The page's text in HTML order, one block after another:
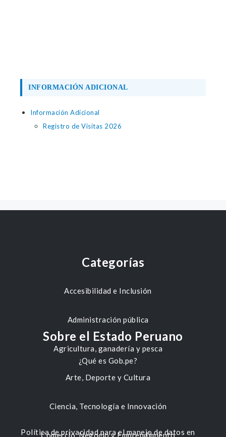
INFORMACIÓN ADICIONAL
Información Adicional
Registro de Visitas 2026
Categorías
Accesibilidad e Inclusión
Administración pública
Agricultura, ganadería y pesca
Arte, Deporte y Cultura
Ciencia, Tecnología e Innovación
Comercio, Negocio y Emprendimiento
Sobre el Estado Peruano
¿Qué es Gob.pe?
Política de privacidad para el manejo de datos en